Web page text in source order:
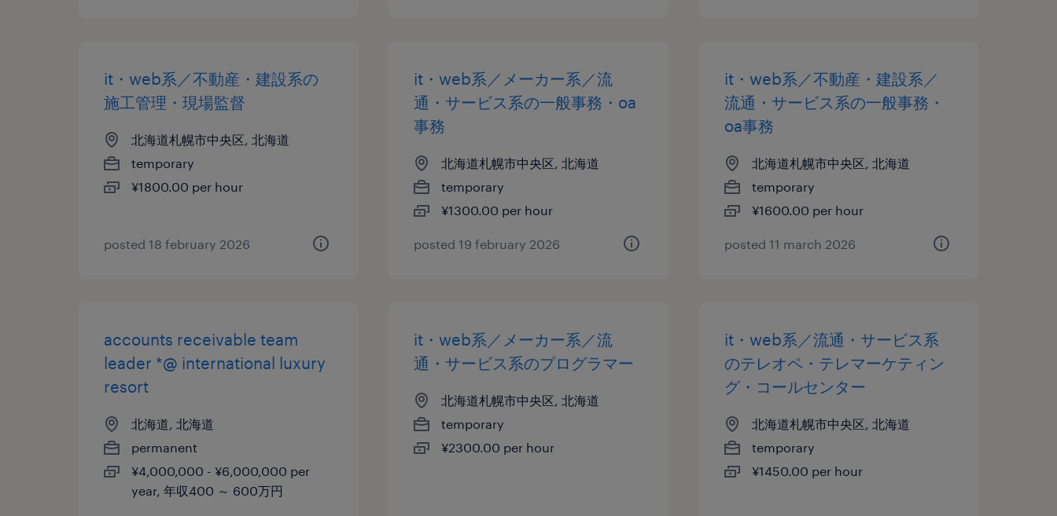
it・web系／不動産・建設系の
施工管理・現場監督
北海道札幌市中央区, 北海道
temporary
¥1800.00 per hour
posted 18 february 2026
it・web系／メーカー系／流
通・サービス系の一般事務・oa
事務
北海道札幌市中央区, 北海道
temporary
¥1300.00 per hour
posted 19 february 2026
it・web系／不動産・建設系／
流通・サービス系の一般事務・
oa事務
北海道札幌市中央区, 北海道
temporary
¥1600.00 per hour
posted 11 march 2026
accounts receivable team
leader *@ international luxury
resort
北海道, 北海道
permanent
¥4,000,000 - ¥6,000,000 per
year, 年収400 ～ 600万円
it・web系／メーカー系／流
通・サービス系のプログラマー
北海道札幌市中央区, 北海道
temporary
¥2300.00 per hour
it・web系／流通・サービス系
のテレオペ・テレマーケティン
グ・コールセンター
北海道札幌市中央区, 北海道
temporary
¥1450.00 per hour